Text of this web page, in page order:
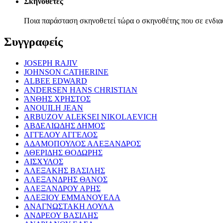
Ποια παράσταση σκηνοθετεί τώρα ο σκηνοθέτης που σε
Συγγραφείς
JOSEPH RAJIV
JOHNSON CATHERINE
ALBEE EDWARD
ANDERSEN HANS CHRISTIAN
ΆΝΘΗΣ ΧΡΗΣΤΟΣ
ANOUILH JEAN
ARBUZOV ALEKSEI NIKOLAEVICH
ΑΒΔΕΛΙΩΔΗΣ ΔΗΜΟΣ
ΑΓΓΕΛΟΥ ΑΓΓΕΛΟΣ
ΑΔΑΜΟΠΟΥΛΟΣ ΑΛΕΞΑΝΔΡΟΣ
ΑΘΕΡΙΔΗΣ ΘΟΔΩΡΗΣ
ΑΙΣΧΥΛΟΣ
ΑΛΕΞΑΚΗΣ ΒΑΣΙΛΗΣ
ΑΛΕΞΑΝΔΡΗΣ ΘΑΝΟΣ
ΑΛΕΞΑΝΔΡΟΥ ΑΡΗΣ
ΑΛΕΞΙΟΥ ΕΜΜΑΝΟΥΕΛΑ
ΑΝΑΓΝΩΣΤΑΚΗ ΛΟΥΛΑ
ΑΝΔΡΕΟΥ ΒΑΣΙΛΗΣ